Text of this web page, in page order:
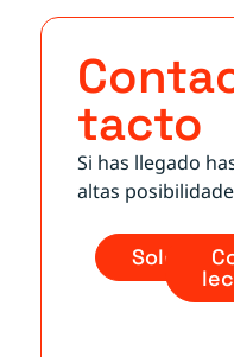
tacto
Si has llegado
altas
Solo